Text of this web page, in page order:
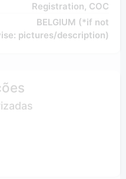
Registration, COC
BELGIUM (*if not
pictures/description)